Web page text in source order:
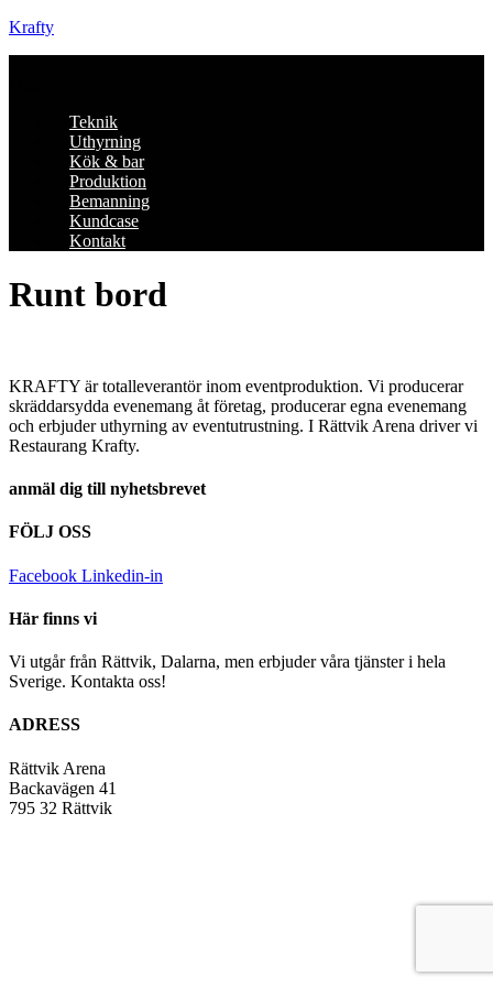
Krafty
Teknik
Uthyrning
Kök & bar
Produktion
Bemanning
Kundcase
Kontakt
Runt bord
KRAFTY är totalleverantör inom eventproduktion. Vi producerar
skräddarsydda evenemang åt företag, producerar egna evenemang
och erbjuder uthyrning av eventutrustning. I Rättvik Arena driver vi
Restaurang Krafty.
anmäl dig till nyhetsbrevet
FÖLJ OSS
Facebook Linkedin-in
Här finns vi
Vi utgår från Rättvik, Dalarna, men erbjuder våra tjänster i hela
Sverige. Kontakta oss!
ADRESS
Rättvik Arena
Backavägen 41
795 32 Rättvik